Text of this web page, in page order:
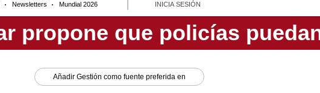
Newsletters Mundial 2026 INICIA SESIÓN
Añadir Gestión como fuente preferida en